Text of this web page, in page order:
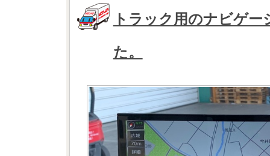
トラック用のナビゲ
た。